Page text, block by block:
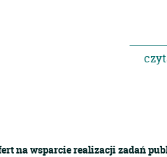
na wsparcie realizacji zadań